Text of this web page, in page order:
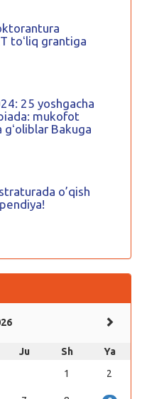
toʻliq grantiga
25 yoshgacha
mukofot
Bakuga
o’qish
Ju Sh
Ya
1
2